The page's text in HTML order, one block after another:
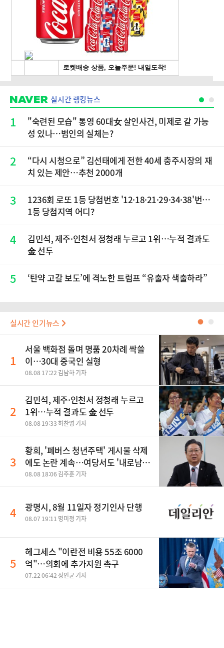
실시간 랭킹뉴스
1
"숙련된 모습" 통영 60대女 살인사건, 미제로 갈 가능
성 있나…범인의 실체는?
2
“다시 시청으로” 김선태에게 전한 40세 충주시장의 재
치 있는 제안…추천 2000개
3
1236회 로또 1등 당첨번호 '12·18·21·29·34·38'번…
1등 당첨지역 어디?
4
김민석, 제주·인천서 정청래 누르고 1위…누적 결과도
金 선두
5 ‘탄약 고갈 보도’에 격노한 트럼프 “유출자 색출하라”
실시간 인기뉴스 ●
1
서울 백화점 돌며 명품 20차례 싹쓸
이…30대 중국인 실형
08.08 17:22 김남하 기자
2
김민석, 제주·인천서 정청래 누르고
1위…누적 결과도 金 선두
08.08 19:33 허찬영 기자
3
황희, '폐버스 청년주택' 게시물 삭제
에도 논란 계속…여당서도 '내로남
불' 비판
08.08 18:06 김주훈 기자
4 광명시, 8월 11일자 정기인사 단행
08.07 19:11 명미정 기자
5
헤그세스 "이란전 비용 55조 6000
억"…의회에 추가지원 촉구
07.22 06:42 정인균 기자